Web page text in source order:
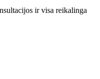
ir visa reikalinga